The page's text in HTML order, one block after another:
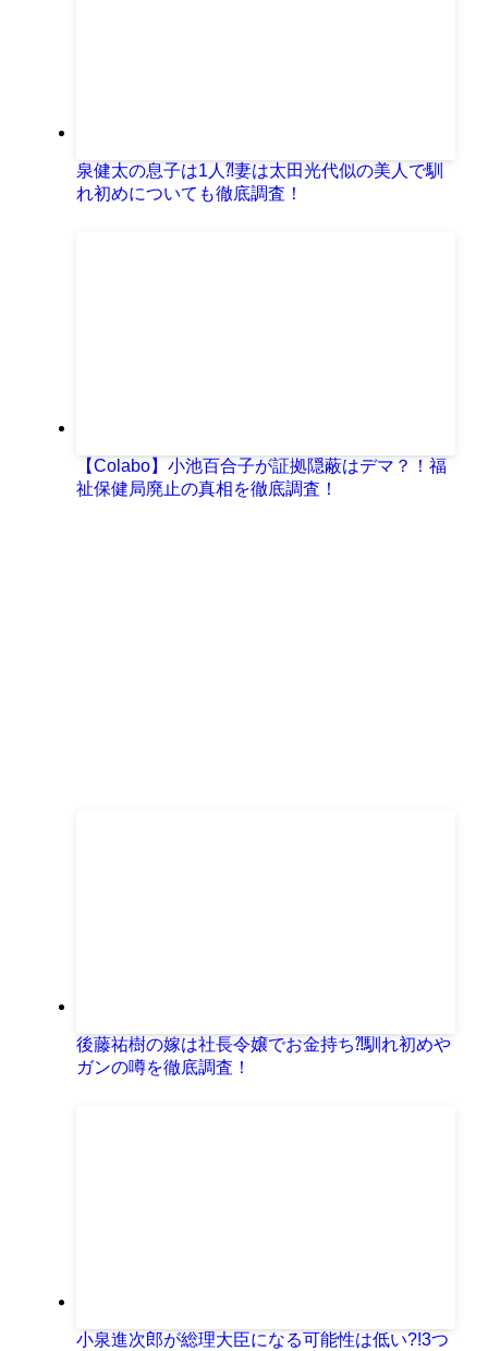
泉健太の息子は1人⁈妻は太田光代似の美人で馴
れ初めについても徹底調査！
【Colabo】小池百合子が証拠隠蔽はデマ？！福
祉保健局廃止の真相を徹底調査！
後藤祐樹の嫁は社長令嬢でお金持ち⁈馴れ初めや
ガンの噂を徹底調査！
小泉進次郎が総理大臣になる可能性は低い?!3つ